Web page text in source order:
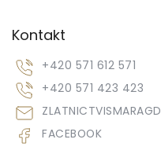
Kontakt
ZLATNICTVISMARAGD
+420 571 612 571
+420 571 423 423
FACEBOOK